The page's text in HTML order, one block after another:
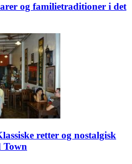
og familietraditioner i det
retter og nostalgisk
Town